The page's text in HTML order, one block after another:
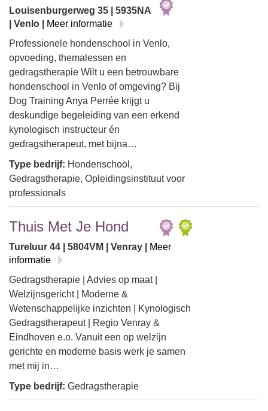
Louisenburgerweg 35 | 5935NA
| Venlo |
Meer informatie
Professionele hondenschool in Venlo,
opvoeding, themalessen en
gedragstherapie Wilt u een betrouwbare
hondenschool in Venlo of omgeving? Bij
Dog Training Anya Perrée krijgt u
deskundige begeleiding van een erkend
kynologisch instructeur én
gedragstherapeut, met bijna…
Type bedrijf: Hondenschool,
Gedragstherapie, Opleidingsinstituut voor
professionals
Thuis Met Je Hond
Tureluur 44 | 5804VM | Venray |
Meer
informatie
Gedragstherapie | Advies op maat |
Welzijnsgericht | Moderne &
Wetenschappelijke inzichten | Kynologisch
Gedragstherapeut | Regio Venray &
Eindhoven e.o. Vanuit een op welzijn
gerichte en moderne basis werk je samen
met mij in…
Type bedrijf: Gedragstherapie